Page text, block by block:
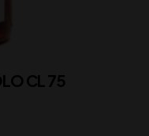
CL 75